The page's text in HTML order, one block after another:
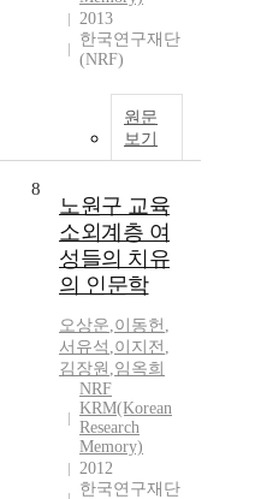
2013
한국연구재단
(NRF)
원문
보기
8
노원구 교육
소외계층 여
성들의 치유
의 인문학
오상운,이동헌 ,
서유석 ,이지전 ,
김장원 ,임옥희
NRF
KRM(Korean
Research
Memory)
2012
한국연구재단